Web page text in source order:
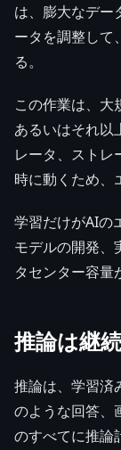
は、膨大なデー
ータを調整して
る。
この作業は、大
あるいはそれ以
レータ、ストレ
時に動くため、
学習だけがAIの
モデルの開発、
タセンター容量
推論は継
推論は、学習済
のような回答、
のすべてに推論